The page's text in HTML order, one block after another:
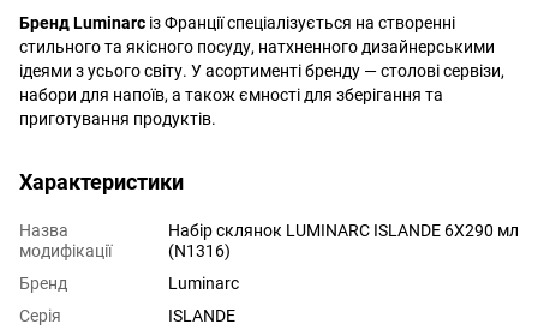
Бренд Luminarc із Франції спеціалізується на створенні
стильного та якісного посуду, натхненного дизайнерськими
ідеями з усього світу. У асортименті бренду — столові сервізи,
набори для напоїв, а також ємності для зберігання та
приготування продуктів.
Характеристики
Назва
модифікації
Набір склянок LUMINARC ISLANDE 6X290 мл
(N1316)
Бренд
Luminarc
Серія
ISLANDE